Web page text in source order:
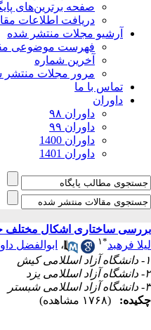
صفحه برترین‌های
دریافت اطلاعات
آرشیو مجلات منتشر شده
فهرست موضوعی
آخرین شماره
مرور مجلات منتشر
تماس با ما
داوران
داوران ۹۸
داوران ۹۹
داوران 1400
داوران 1401
بررسی ساختاری اشکال مختلف
لیلا فرهبد*۱ ، ابوالفضل
۱- دانشگاه آزاد اسللامی کیش
۲- دانشگاه آزاد اسللامی یزد
۳- دانشگاه آزاد اسللامی شبستر
چکیده:
(۱۷۶۸ مشاهده)